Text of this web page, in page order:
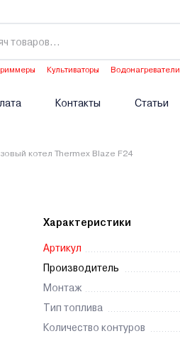
Культиваторы
Водонагреватели
Контакты Статьи
котел Thermex Blaze F24
Характеристики
Артикул
Производитель
Монтаж
Тип топлива
Количество контуров